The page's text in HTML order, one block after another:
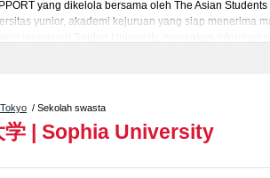
yang dikelola bersama oleh The Asian
yunior, akademi kejuruan yang siap menerima
rinci mengenai Sophia University, mencakup
Tokyo / Sekolah swasta
学 | Sophia University